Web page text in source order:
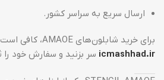
ارسال سریع به سراسر کشور.
برای خرید شابلون‌های AMAOE، کافی است به سایت
icmashhad.ir سر بزنید و سفارش خود را